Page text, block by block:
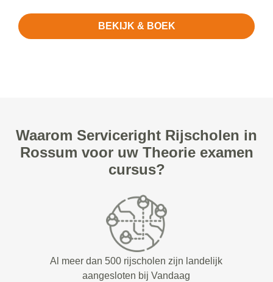
BEKIJK & BOEK
Waarom Serviceright Rijscholen in
Rossum voor uw Theorie examen
cursus?
Al meer dan 500 rijscholen zijn landelijk
aangesloten bij Vandaag